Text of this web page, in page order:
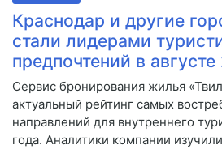
Краснодар и другие
стали лидерами
предпочтений в
Сервис бронирования жилья
актуальный рейтинг самых
направлений для внутреннего
года. Аналитики компании